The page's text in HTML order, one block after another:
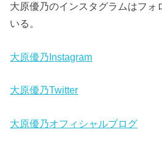
大原優乃のインスタグラムはフォ
いる。
大原優乃Instagram
大原優乃Twitter
大原優乃オフィシャルブログ